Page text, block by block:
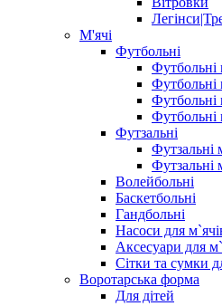
М'ячі
Футбольні
Футбольні
Футбольні
Футбольні
Футбольні
Футзальні
Футзальні
Футзальні
Волейбольні
Баскетбольні
Гандбольні
Насоси для
Аксесуари для
Сітки та сумки
Воротарська форма
Для дітей